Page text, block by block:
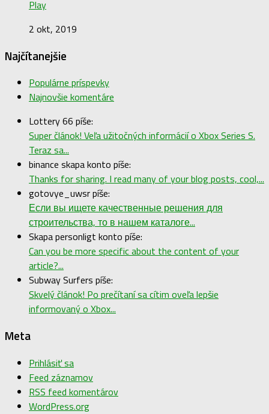
Play
2 okt, 2019
Najčítanejšie
Populárne príspevky
Najnovšie komentáre
Lottery 66 píše:
Super článok! Veľa užitočných informácií o Xbox Series S.
Teraz sa...
binance skapa konto píše:
Thanks for sharing. I read many of your blog posts, cool,...
gotovye_uwsr píše:
Если вы ищете качественные решения для
строительства, то в нашем каталоге...
Skapa personligt konto píše:
Can you be more specific about the content of your
article?...
Subway Surfers píše:
Skvelý článok! Po prečítaní sa cítim oveľa lepšie
informovaný o Xbox...
Meta
Prihlásiť sa
Feed záznamov
RSS feed komentárov
WordPress.org